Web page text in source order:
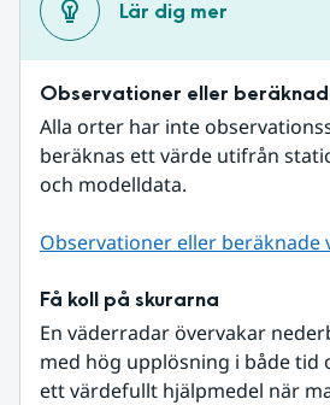
Lär dig mer
Observationer eller
Alla orter har inte
beräknas ett värde utifrån
och modelldata.
Observationer eller beräknade
Få koll på skurarna
En väderradar övervakar
med hög upplösning i både tid
ett värdefullt hjälpmedel när